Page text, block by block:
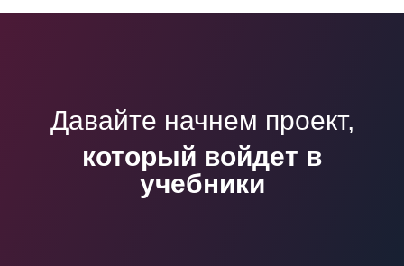
Давайте начнем проект,
который войдет в
учебники